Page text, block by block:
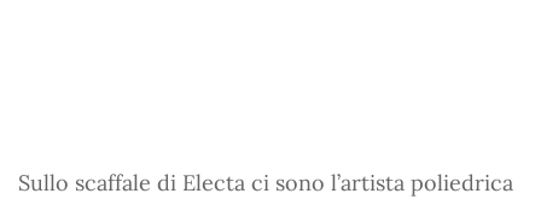
Sullo scaffale di Electa ci sono l’artista poliedrica